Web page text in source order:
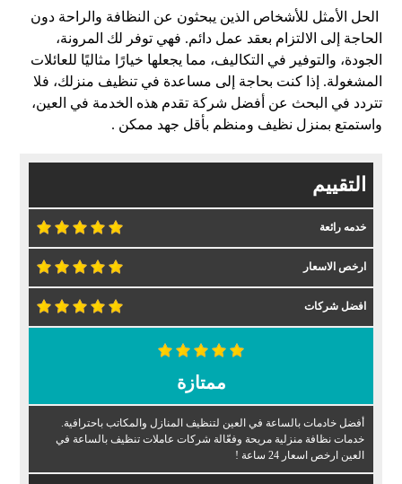
الحل الأمثل للأشخاص الذين يبحثون عن النظافة والراحة دون
الحاجة إلى الالتزام بعقد عمل دائم. فهي توفر لك المرونة،
الجودة، والتوفير في التكاليف، مما يجعلها خيارًا مثاليًا للعائلات
المشغولة. إذا كنت بحاجة إلى مساعدة في تنظيف منزلك، فلا
تتردد في البحث عن أفضل شركة تقدم هذه الخدمة في العين،
واستمتع بمنزل نظيف ومنظم بأقل جهد ممكن .
التقييم
خدمه رائعة
ارخص الاسعار
افضل شركات
ممتازة
أفضل خادمات بالساعة في العين لتنظيف المنازل والمكاتب باحترافية.
خدمات نظافة منزلية مريحة وفعّالة شركات عاملات تنظيف بالساعة في
العين ارخص اسعار 24 ساعة !